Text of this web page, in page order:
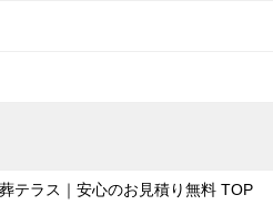
テラス｜安心のお見積り無料 TOP